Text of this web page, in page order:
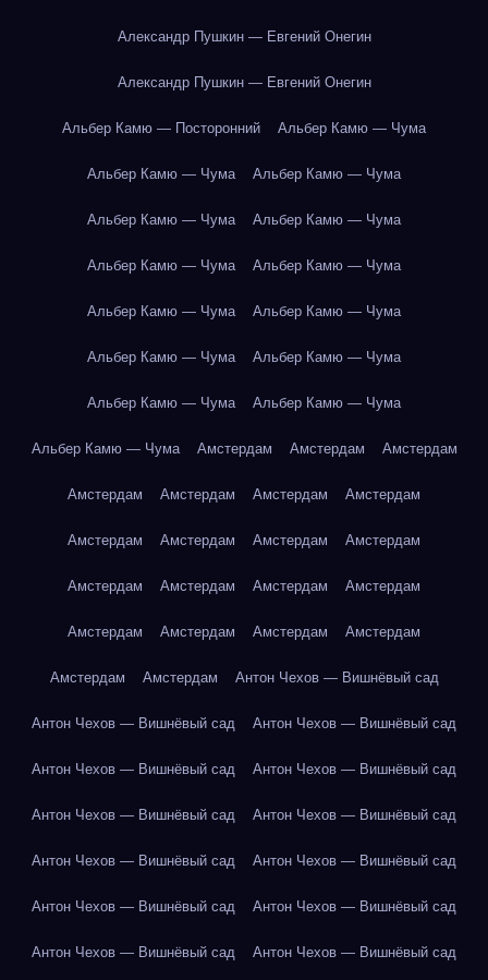
Александр Пушкин — Евгений Онегин
Александр Пушкин — Евгений Онегин
Альбер Камю — Посторонний Альбер Камю — Чума
Альбер Камю — Чума Альбер Камю — Чума
Альбер Камю — Чума Альбер Камю — Чума
Альбер Камю — Чума Альбер Камю — Чума
Альбер Камю — Чума Альбер Камю — Чума
Альбер Камю — Чума Альбер Камю — Чума
Альбер Камю — Чума Альбер Камю — Чума
Альбер Камю — Чума Амстердам Амстердам Амстердам
Амстердам Амстердам Амстердам Амстердам
Амстердам Амстердам Амстердам Амстердам
Амстердам Амстердам Амстердам Амстердам
Амстердам Амстердам Амстердам Амстердам
Амстердам Амстердам Антон Чехов — Вишнёвый сад
Антон Чехов — Вишнёвый сад Антон Чехов — Вишнёвый сад
Антон Чехов — Вишнёвый сад Антон Чехов — Вишнёвый сад
Антон Чехов — Вишнёвый сад Антон Чехов — Вишнёвый сад
Антон Чехов — Вишнёвый сад Антон Чехов — Вишнёвый сад
Антон Чехов — Вишнёвый сад Антон Чехов — Вишнёвый сад
Антон Чехов — Вишнёвый сад Антон Чехов — Вишнёвый сад